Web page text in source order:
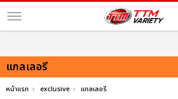
แกลเลอรี
หน้าแรก exclusive แกลเลอรี